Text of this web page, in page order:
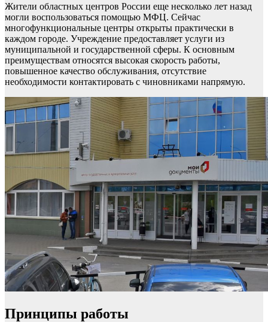
Жители областных центров России еще несколько лет назад
могли воспользоваться помощью МФЦ. Сейчас
многофункциональные центры открыты практически в
каждом городе. Учреждение предоставляет услуги из
муниципальной и государственной сферы. К основным
преимуществам относятся высокая скорость работы,
повышенное качество обслуживания, отсутствие
необходимости контактировать с чиновниками напрямую.
Принципы работы